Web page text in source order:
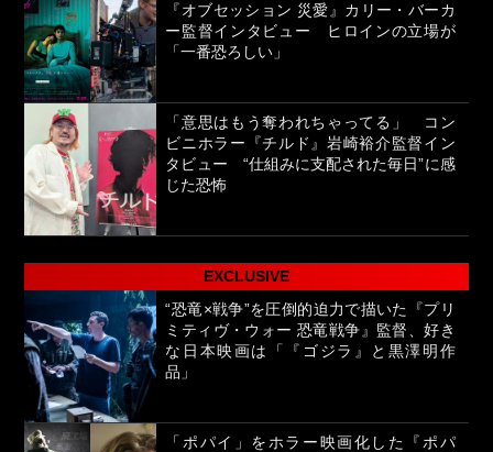
『オブセッション 災愛』カリー・バーカ
ー監督インタビュー ヒロインの立場が
「一番恐ろしい」
「意思はもう奪われちゃってる」 コン
ビニホラー『チルド』岩崎裕介監督イン
タビュー “仕組みに支配された毎日”に感
じた恐怖
EXCLUSIVE
“恐竜×戦争”を圧倒的迫力で描いた『プリ
ミティヴ・ウォー 恐竜戦争』監督、好き
な日本映画は「『ゴジラ』と黒澤明作
品」
「ポパイ」をホラー映画化した『ポパ